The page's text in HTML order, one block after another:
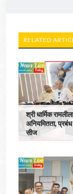
RELATED
श्री धार्मिक
अनियमितता,
सीज